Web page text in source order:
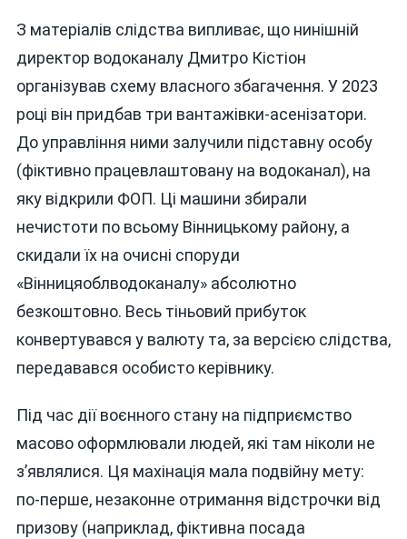
З матеріалів слідства випливає, що нинішній
директор водоканалу Дмитро Кістіон
організував схему власного збагачення. У 2023
році він придбав три вантажівки-асенізатори.
До управління ними залучили підставну особу
(фіктивно працевлаштовану на водоканал), на
яку відкрили ФОП. Ці машини збирали
нечистоти по всьому Вінницькому району, а
скидали їх на очисні споруди
«Вінницяоблводоканалу» абсолютно
безкоштовно. Весь тіньовий прибуток
конвертувався у валюту та, за версією слідства,
передавався особисто керівнику.
Під час дії воєнного стану на підприємство
масово оформлювали людей, які там ніколи не
з’являлися. Ця махінація мала подвійну мету:
по-перше, незаконне отримання відстрочки від
призову (наприклад, фіктивна посада